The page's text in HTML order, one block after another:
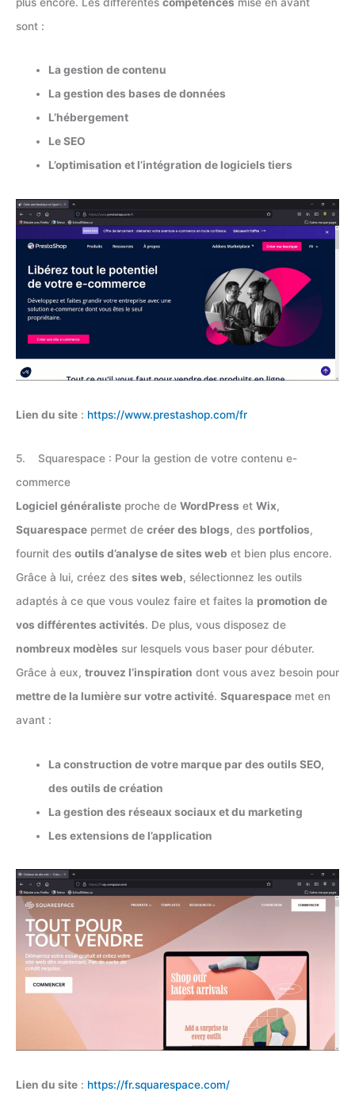
sont :
La gestion de contenu
La gestion des bases de données
L’hébergement
Le SEO
L’optimisation et l’intégration de logiciels tiers
Lien du site : https://www.prestashop.com/fr
5. Squarespace : Pour la gestion de votre contenu e-
commerce
Logiciel généraliste proche de WordPress et Wix,
Squarespace permet de créer des blogs, des portfolios,
fournit des outils d’analyse de sites web et bien plus encore.
Grâce à lui, créez des sites web, sélectionnez les outils
adaptés à ce que vous voulez faire et faites la promotion de
vos différentes activités. De plus, vous disposez de
nombreux modèles sur lesquels vous baser pour débuter.
Grâce à eux, trouvez l’inspiration dont vous avez besoin pour
mettre de la lumière sur votre activité. Squarespace met en
avant :
La construction de votre marque par des outils SEO,
des outils de création
La gestion des réseaux sociaux et du marketing
Les extensions de l’application
Lien du site : https://fr.squarespace.com/